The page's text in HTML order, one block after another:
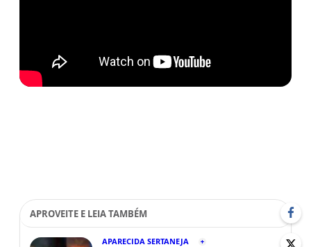
APROVEITE E LEIA TAMBÉM
APARECIDA SERTANEJA